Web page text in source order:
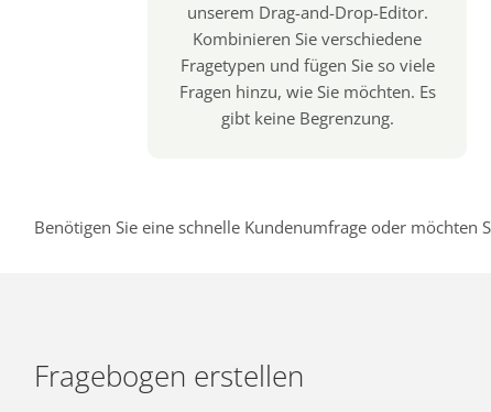
unserem Drag-and-Drop-Editor.
Kombinieren Sie verschiedene
Fragetypen und fügen Sie so viele
Fragen hinzu, wie Sie möchten. Es
gibt keine Begrenzung.
Benötigen Sie eine schnelle Kundenumfrage oder
Fragebogen erstellen